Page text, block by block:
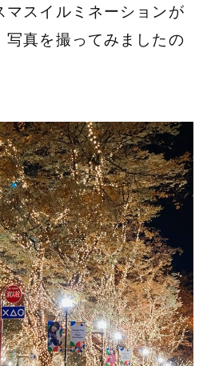
マスイルミネーションが
写真を撮ってみましたの